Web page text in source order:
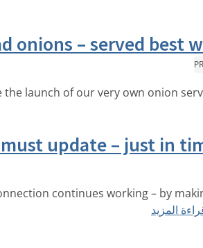
onions – served best
launch of our very own onion
update – just in
continues working – by
المزيد